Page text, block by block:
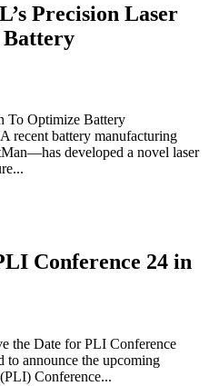
Precision Laser
Battery
To Optimize Battery
recent battery manufacturing
developed a novel laser
Conference 24 in
the Date for PLI Conference
announce the upcoming
Conference...